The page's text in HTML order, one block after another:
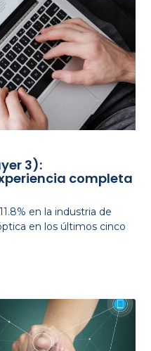
3):
completa
en la industria de
en los últimos cinco